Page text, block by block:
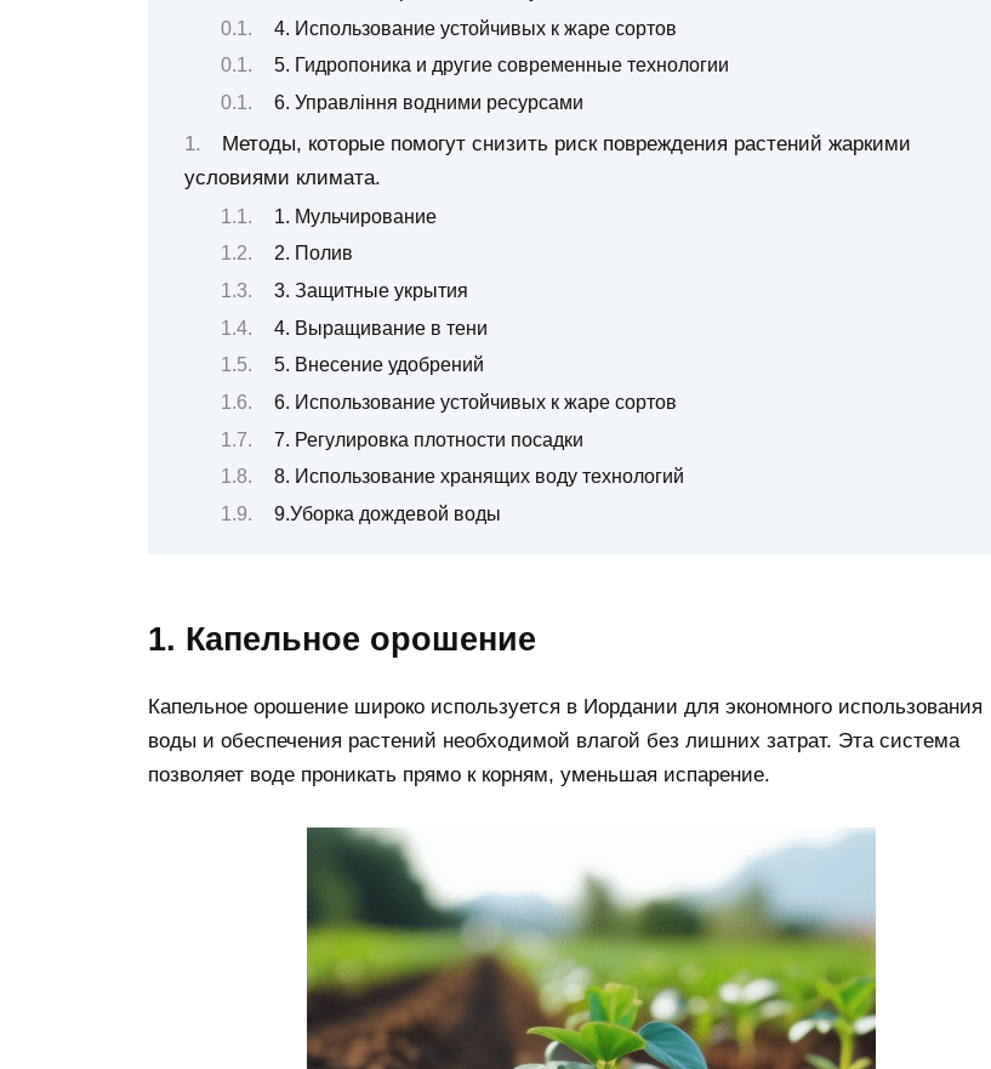
4. Использование устойчивых к жаре сортов
5. Гидропоника и другие современные технологии
6. Управління водними ресурсами
Методы, которые помогут снизить риск повреждения растений жаркими
условиями климата.
1. Мульчирование
2. Полив
3. Защитные укрытия
4. Выращивание в тени
5. Внесение удобрений
6. Использование устойчивых к жаре сортов
7. Регулировка плотности посадки
8. Использование хранящих воду технологий
9.Уборка дождевой воды
1. Капельное орошение
Капельное орошение широко используется в Иордании для экономного использования
воды и обеспечения растений необходимой влагой без лишних затрат. Эта система
позволяет воде проникать прямо к корням, уменьшая испарение.